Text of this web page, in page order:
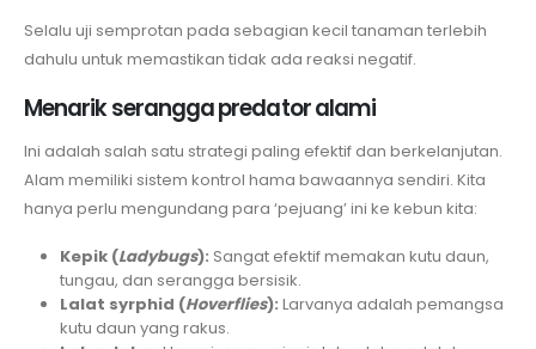
Selalu uji semprotan pada sebagian kecil tanaman terlebih
dahulu untuk memastikan tidak ada reaksi negatif.
Menarik serangga predator alami
Ini adalah salah satu strategi paling efektif dan berkelanjutan.
Alam memiliki sistem kontrol hama bawaannya sendiri. Kita
hanya perlu mengundang para ‘pejuang’ ini ke kebun kita:
Kepik (Ladybugs): Sangat efektif memakan kutu daun,
tungau, dan serangga bersisik.
Lalat syrphid (Hoverflies): Larvanya adalah pemangsa
kutu daun yang rakus.